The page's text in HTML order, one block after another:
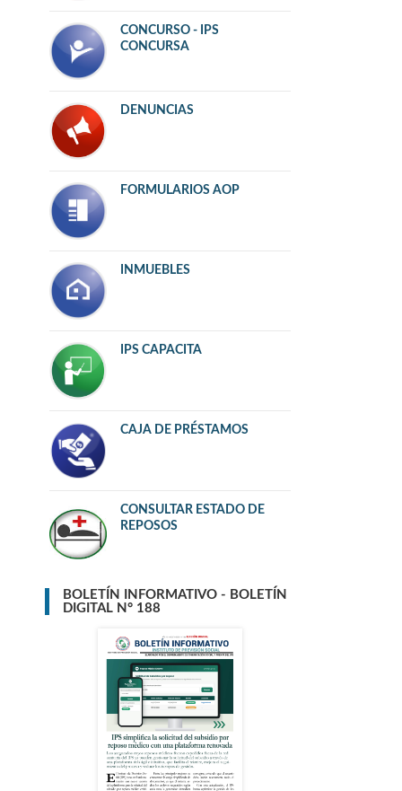
CONCURSO - IPS
CONCURSA
DENUNCIAS
FORMULARIOS AOP
INMUEBLES
IPS CAPACITA
CAJA DE PRÉSTAMOS
CONSULTAR ESTADO DE
REPOSOS
BOLETÍN INFORMATIVO - BOLETÍN
DIGITAL N° 188